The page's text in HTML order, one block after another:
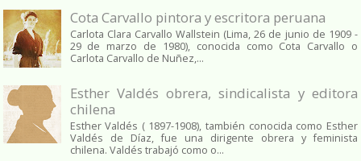
Cota Carvallo pintora y escritora peruana
Carlota Clara Carvallo Wallstein (Lima, 26 de junio de 1909 -
29 de marzo de 1980), conocida como Cota Carvallo o
Carlota Carvallo de Nuñez,...
Esther Valdés obrera, sindicalista y editora
chilena
Esther Valdés ( 1897-1908), también conocida como Esther
Valdés de Díaz, fue una dirigente obrera y feminista
chilena. Valdés trabajó como o...